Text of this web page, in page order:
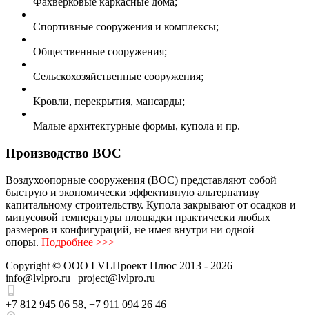
Спортивные сооружения и комплексы;
Общественные сооружения;
Сельскохозяйственные сооружения;
Кровли, перекрытия, мансарды;
Малые архитектурные формы, купола и пр.
Производство ВОС
Воздухоопорные сооружения (ВОС) представляют собой
быструю и экономически эффективную альтернативу
капитальному строительству. Купола закрывают от осадков и
минусовой температуры площадки практически любых
размеров и конфигураций, не имея внутри ни одной
опоры. Подробнее >>>
Copyright © ООО LVLПроект Плюс 2013 - 2026
info@lvlpro.ru | project@lvlpro.ru
+7 812 945 06 58, +7 911 094 26 46